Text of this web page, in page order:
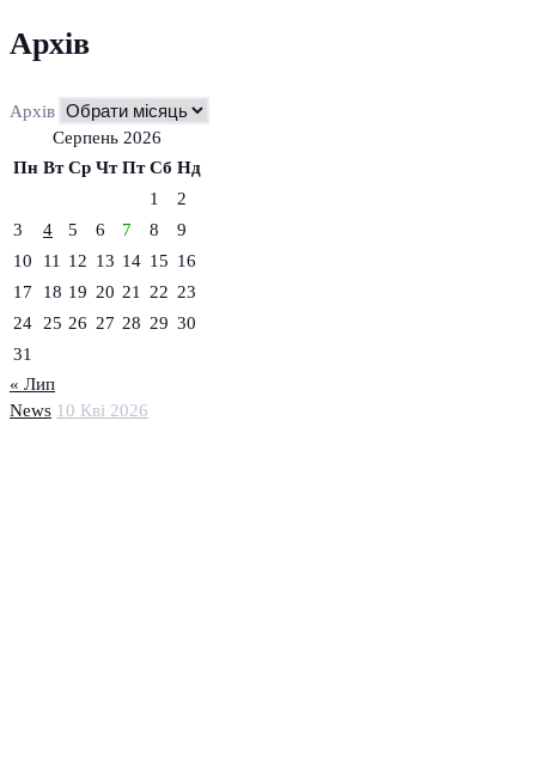
News 10 Кві 2026
Архів
Архів
Серпень 2026
Пн Вт Ср Чт Пт Сб Нд
1
2
3
4 5 6 7 8
9
10
11 12 13 14 15 16
17
18 19 20 21 22 23
24
25 26 27 28 29 30
31
« Лип